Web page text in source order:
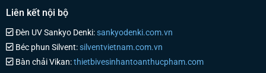
Liên kết nội bộ
Đèn UV Sankyo Denki:sankyodenki.com.vn
Béc phun Silvent:silventvietnam.com.vn
Bàn chải Vikan:thietbivesinhantoanthucpham.com